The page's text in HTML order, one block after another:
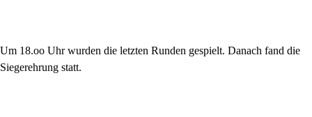
Um 18.oo Uhr wurden die letzten Runden gespielt. Danach fand die
Siegerehrung statt.